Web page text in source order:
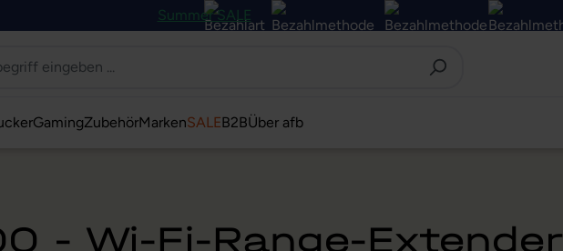
Summer SALE
GamingZubehörMarkenSALEB2BÜber afb
- Wi-Fi-Range-Extender